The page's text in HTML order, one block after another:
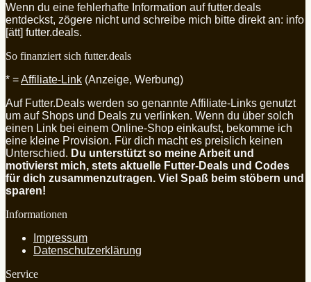
Wenn du eine fehlerhafte Information auf futter.deals
entdeckst, zögere nicht und schreibe mich bitte direkt an: info
[ätt] futter.deals.
So finanziert sich futter.deals
* =Affiliate-Link (Anzeige, Werbung)
Auf Futter.Deals werden so genannte Affiliate-Links genutzt
um auf Shops und Deals zu verlinken. Wenn du über solch
einen Link bei einem Online-Shop einkaufst, bekomme ich
eine kleine Provision. Für dich macht es preislich keinen
Unterschied. Du unterstützt so meine Arbeit und
motivierst mich, stets aktuelle Futter-Deals und Codes
für dich zusammenzutragen. Viel Spaß beim stöbern und
sparen!
Informationen
Impressum
Datenschutzerklärung
Service